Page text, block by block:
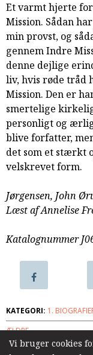
til
udlån
6.0:
Bibelen
7.0:
7.1:
7.2:
Nordisk
8.0:
Støt
KABB!
9.0:
Links
Næste
indlæg:
Livet
brød
frem.
Erindringsglimt
fra
tjeneste
for
evangelietForrige
indlæg:
Et varmt hjerte
Mission. Sådan
min provst, og
gennem Indre
denne dejlige
liv, hvis røde tråd
Mission. Den er
smertelige
personligt og
blive forfatter,
det som et stærkt
velskrevet form.
Jørgensen, John
Læst af Annelise
Katalognummer
KATEGORI: 1.
ÆLDRE
Vi bruger cookies